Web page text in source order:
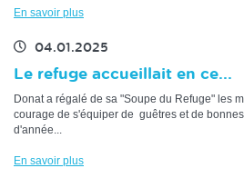
En savoir plus
04.01.2025
Le refuge accueillait en ce...
Donat a régalé de sa "Soupe du Refuge" les
courage de s'équiper de guêtres et de
d'année...
En savoir plus